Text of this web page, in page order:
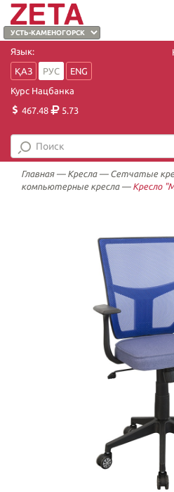
Язык:
ҚАЗ
РУС
ENG
Курс Нацбанка
467.48
5.73
Главная— Кресла— Сетчатые
компьютерные кресла— Кресло